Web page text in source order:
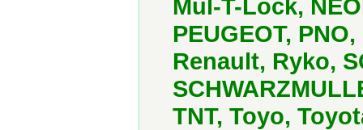
Mul-T-Lock,
PEUGEOT,
Renault, Ryko,
TNT, Toyo,